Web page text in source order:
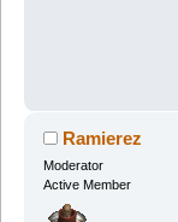
Ramierez
Moderator
Active Member